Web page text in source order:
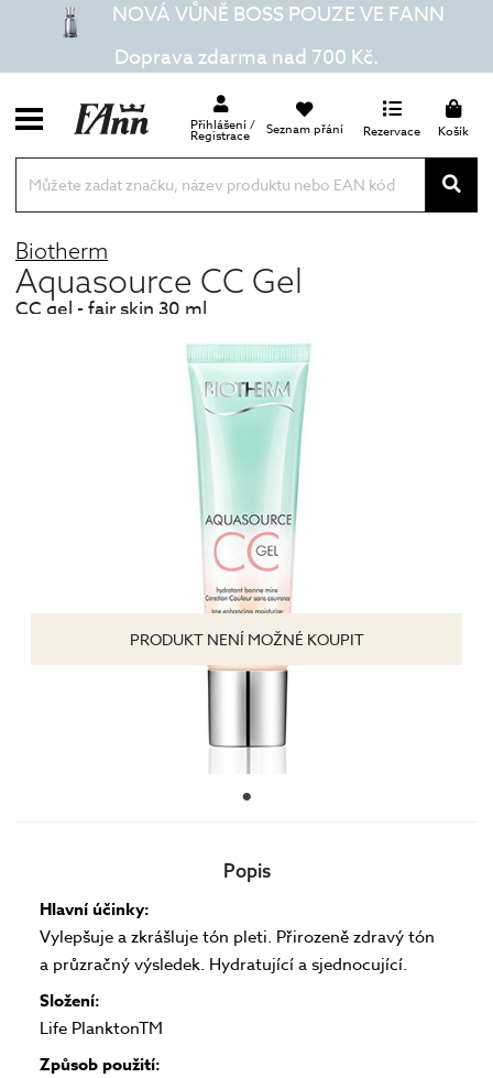
NOVÁ VŮNĚ BOSS POUZE VE FANN
Doprava zdarma nad 700 Kč.
Přihlášení /
Registrace Seznam přání Rezervace Košík
Biotherm
Aquasource CC Gel
CC gel - fair skin 30 ml
PRODUKT NENÍ MOŽNÉ KOUPIT
Popis
Hlavní účinky:
Vylepšuje a zkrášluje tón pleti. Přirozeně zdravý tón
a průzračný výsledek. Hydratující a sjednocující.
Složení:
Life PlanktonTM
Způsob použití: